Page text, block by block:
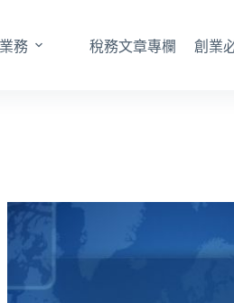
務 稅務文章專欄 創業